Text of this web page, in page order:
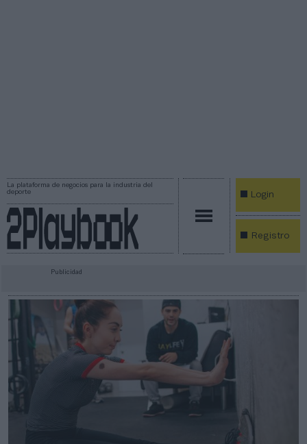
La plataforma de negocios para la industria del
deporte
Login
Registro
Publicidad